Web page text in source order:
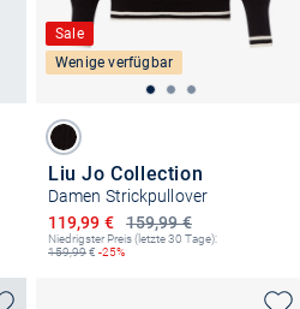
Sale
Wenige verfügbar
Liu Jo Collection
Damen Strickpullover
159,99 €
Ermäßigter Preis
119,99 €
Niedrigster Preis (letzte 30 Tage):
159,99€ -25%